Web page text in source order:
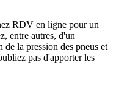
RDV en ligne pour un
entre autres, d'un
la pression des pneus et
pas d'apporter les